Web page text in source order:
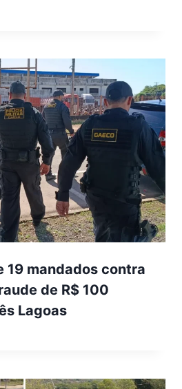
19 mandados contra
de R$ 100
Lagoas